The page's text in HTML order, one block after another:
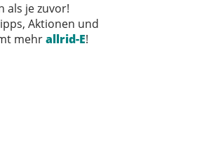
als je zuvor!
Aktionen und
mehrallrid-E!
Bontrager Reifen